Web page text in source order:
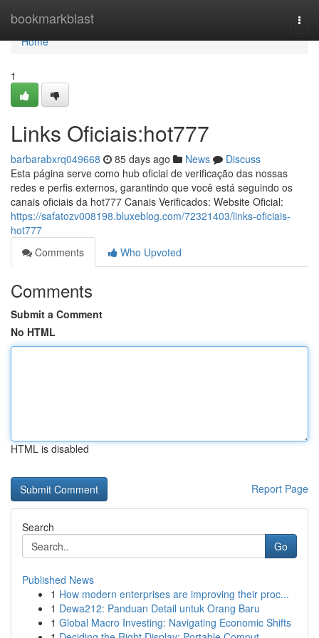
bookmarkblast
Home
Home
1
Links Oficiais:hot777
barbarabxrq049668 85 days ago News
Discuss
Esta página serve como hub oficial de verificação das nossas
redes e perfis externos, garantindo que você está seguindo os
canais oficiais da hot777 Canais Verificados: Website Oficial:
https://safatozv008198.bluxeblog.com/72321403/links-oficiais-
hot777
Comments
Who Upvoted
Comments
Submit a Comment
No HTML
HTML is disabled
Report Page
Search
Go
Published News
1 How modern enterprises are improving their proc...
1 Dewa212: Panduan Detail untuk Orang Baru
1 Global Macro Investing: Navigating Economic Shifts